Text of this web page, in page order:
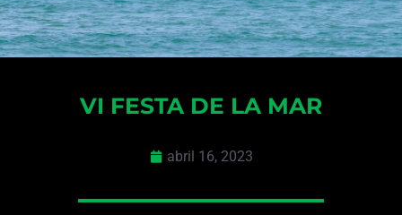
VI FESTA DE LA MAR
abril 16, 2023